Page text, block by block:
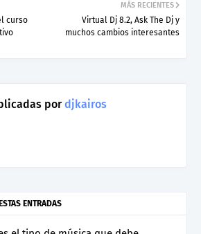
MÁS RECIENTES
Virtual Dj 8.2, Ask The Dj y
muchos cambios interesantes
curso
pordjkairos
ENTRADAS